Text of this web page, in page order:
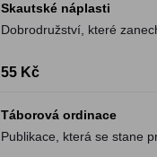
Skautské náplasti
Dobrodružství, které
55 Kč
Táborová ordinace
Publikace, která se stane